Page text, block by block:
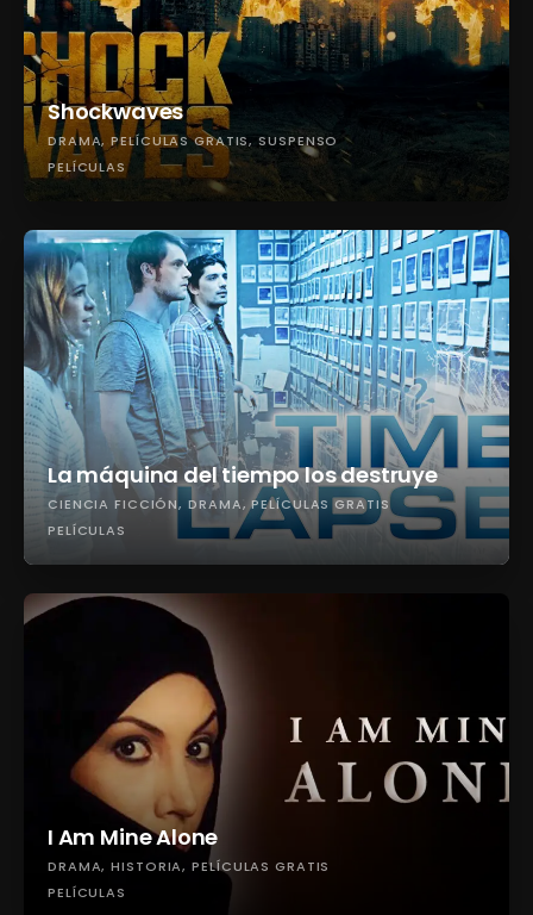
Shockwaves
DRAMA PELÍCULAS GRATIS SUSPENSO
PELÍCULAS
La máquina del tiempo los destruye
CIENCIA FICCIÓN DRAMA PELÍCULAS GRATIS
PELÍCULAS
I Am Mine Alone
DRAMA HISTORIA PELÍCULAS GRATIS
PELÍCULAS